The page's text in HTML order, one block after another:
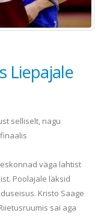
Liepajale
selliselt, nagu
väga lahtist
Poolajale läksid
Kristo Saage
sai aga